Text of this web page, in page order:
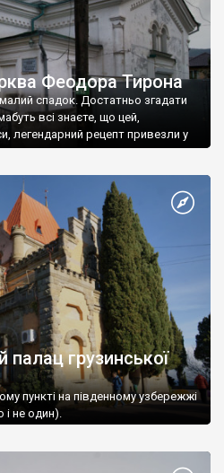
Феодора Тирона
спадок. Достатньо згадати
всі знаєте, що цей,
легендарний рецепт привезли у
грузинської
пункті на південному узбережжі
і не один).